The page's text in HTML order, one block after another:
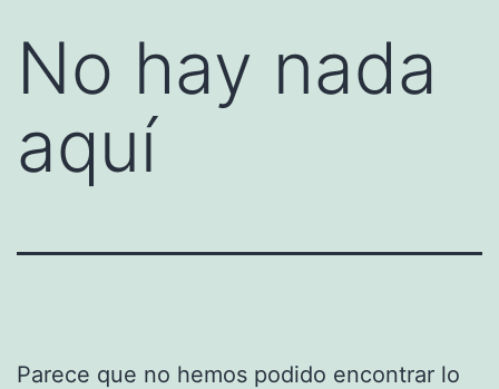
No hay nada
aquí
Parece que no hemos podido encontrar lo